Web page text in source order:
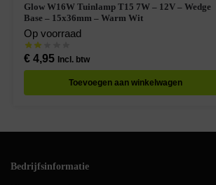
Glow W16W Tuinlamp T15 7W – 12V – Wedge
Base – 15x36mm – Warm Wit
Op voorraad
€4,95 Incl. btw
Toevoegen aan winkelwagen
Bedrijfsinformatie